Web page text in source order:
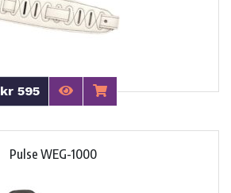
kr 595
Pulse WEG-1000